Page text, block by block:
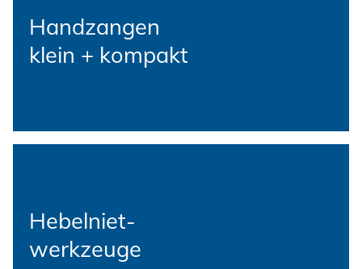
Handzangen
klein + kompakt
Hebelniet-
werkzeuge